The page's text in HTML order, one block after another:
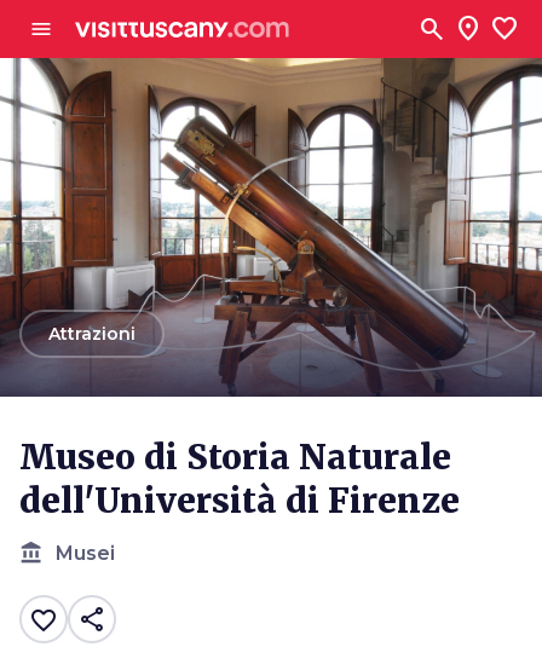
menu search location_on favorite
arrow_backAttrazioni
Museo di Storia Naturale
dell'Università di Firenze
account_balance Musei
favorite_border share